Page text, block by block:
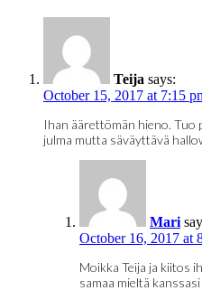
Teija says:
October 15, 2017 at 7:15
Ihan äärettömän hieno. Tuo
julma mutta säväyttävä
Mari
October 16, 2017 at
Moikka Teija ja kiitos
samaa mieltä